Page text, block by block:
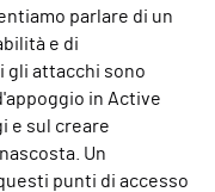
parlare di un
e di
gli attacchi sono
in Active
e sul creare
Un
punti di accesso